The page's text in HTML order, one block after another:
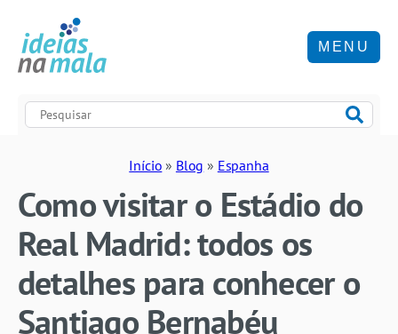
MENU
Início » Blog » Espanha
Como visitar o Estádio do
Real Madrid: todos os
detalhes para conhecer o
Santiago Bernabéu